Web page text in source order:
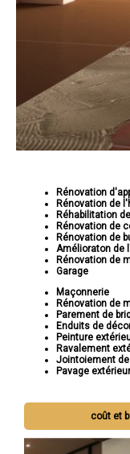
Rénovation
Rénovation de
Réhabilitation
Rénovation de
Rénovation de
Amélioraton de
Rénovation de
Garage
Maçonnerie
Rénovation de
Parement de
Enduits de
Peinture
Ravalement
Jointoiement
Pavage
coût et